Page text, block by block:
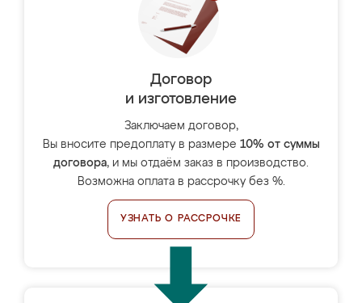
Договор
и изготовление
Заключаем договор,
Вы вносите предоплату в размере 10% от суммы
договора, и мы отдаём заказ в производство.
Возможна оплата в рассрочку без %.
УЗНАТЬ О РАССРОЧКЕ